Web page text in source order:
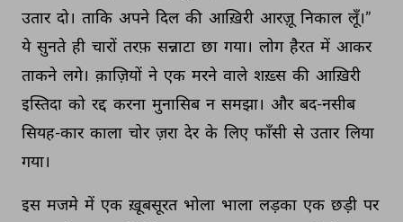
उतार दो। ताकि अपने दिल की आख़िरी आरज़ू निकाल लूँ।”
ये सुनते ही चारों तरफ़ सन्नाटा छा गया। लोग हैरत में आकर
ताकने लगे। क़ाज़ियों ने एक मरने वाले शख़्स की आख़िरी
इस्तिदा को रद्द करना मुनासिब न समझा। और बद-नसीब
सियह-कार काला चोर ज़रा देर के लिए फाँसी से उतार लिया
गया।
इस मजमे में एक ख़ूबसूरत भोला भाला लड़का एक छड़ी पर